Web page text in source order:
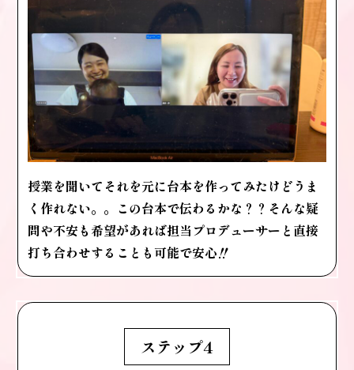
授業を聞いてそれを元に台本を作ってみたけどうま
く作れない。。この台本で伝わるかな？？ そんな疑
問や不安も希望があれば担当プロデューサーと直接
打ち合わせすることも可能で安心‼️
ステップ4